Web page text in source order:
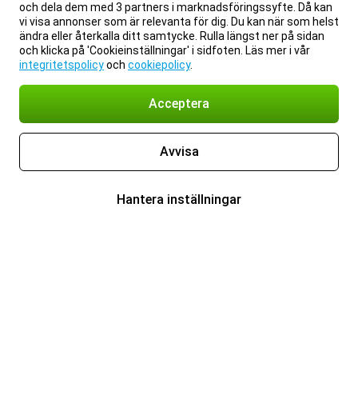
och dela dem med 3 partners i marknadsföringssyfte. Då kan
vi visa annonser som är relevanta för dig. Du kan när som helst
ändra eller återkalla ditt samtycke. Rulla längst ner på sidan
och klicka på 'Cookieinställningar' i sidfoten. Läs mer i vår
integritetspolicyoch cookiepolicy.
Acceptera
Avvisa
Hantera inställningar